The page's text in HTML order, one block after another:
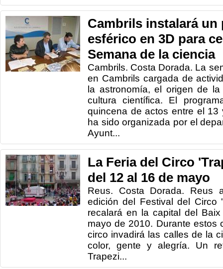
Cambrils instalará un
esférico en 3D para
Semana de la ciencia
Cambrils. Costa Dorada. La
en Cambrils cargada de
la astronomía, el origen de
cultura científica. El
quincena de actos entre el
ha sido organizada por el
Ayunt...
La Feria del Circo
del 12 al 16 de mayo
Reus. Costa Dorada. Reus
edición del Festival del Circo
recalará en la capital del
mayo de 2010. Durante estos
circo invadirá las calles de la
color, gente y alegría. Un
Trapezi...